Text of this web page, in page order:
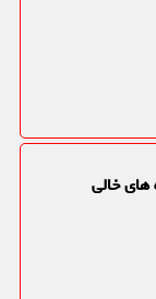
خالی